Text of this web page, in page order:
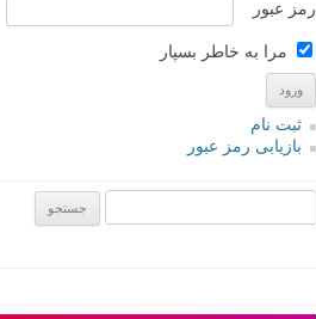
رمز عبور
مرا به خاطر بسپار
ثبت نام
بازیابی رمز عبور